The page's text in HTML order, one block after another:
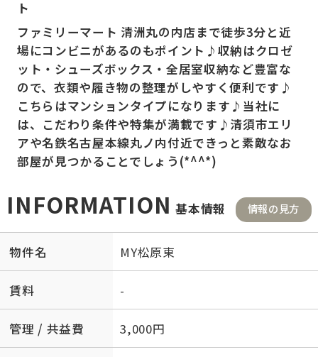
ト
ファミリーマート 清洲丸の内店まで徒歩3分と近
場にコンビニがあるのもポイント♪収納はクロゼ
ット・シューズボックス・全居室収納など豊富な
ので、衣類や履き物の整理がしやすく便利です♪
こちらはマンションタイプになります♪当社に
は、こだわり条件や特集が満載です♪清須市エリ
アや名鉄名古屋本線丸ノ内付近できっと素敵なお
部屋が見つかることでしょう(*^^*)
INFORMATION 基本情報 情報の見方
物件名 MY松原東
賃料 -
管理 / 共益費 3,000円